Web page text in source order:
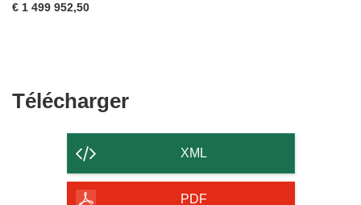
€ 1 499 952,50
TéléchargerTélécharger
contenu
de
XML
PDF